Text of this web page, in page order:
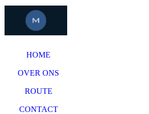
HOME
OVER ONS
ROUTE
CONTACT